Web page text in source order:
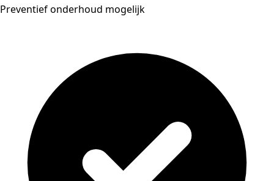
Preventief onderhoud mogelijk